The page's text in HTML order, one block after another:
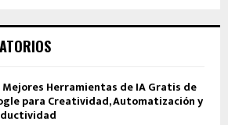
Mejores Herramientas de IA Gratis de
para Creatividad, Automatización y